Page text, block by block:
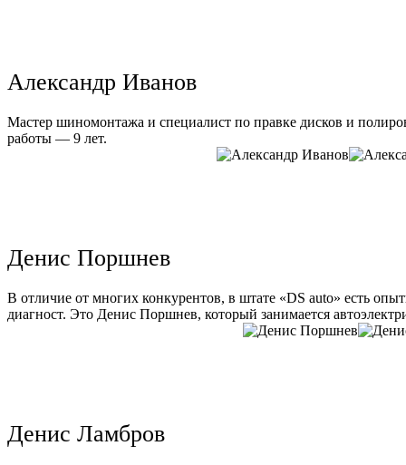
Александр Иванов
Мастер шиномонтажа и специалист по правке дисков и
работы — 9 лет.
Денис Поршнев
В отличие от многих конкурентов, в штате «DS auto» есть
диагност. Это Денис Поршнев, который занимается
Денис Ламбров